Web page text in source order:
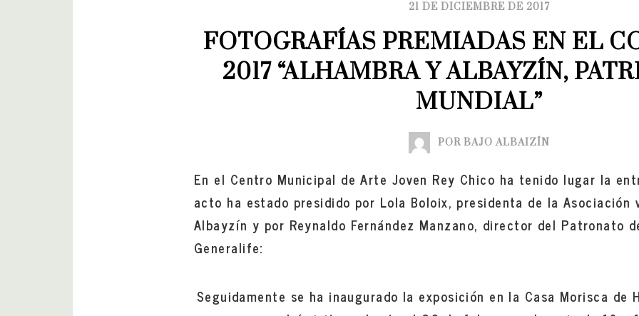
21 DE DICIEMBRE DE 2017
FOTOGRAFÍAS PREMIADAS EN EL
2017 “ALHAMBRA Y ALBAYZÍN,
MUNDIAL”
POR BAJO ALBAIZÍN
En el Centro Municipal de Arte Joven Rey Chico ha tenido lugar la
acto ha estado presidido por Lola Boloix, presidenta de la Asociación
Albayzín y por Reynaldo Fernández Manzano, director del Patronato
Generalife:
Seguidamente se ha inaugurado la exposición en la Casa Morisca de